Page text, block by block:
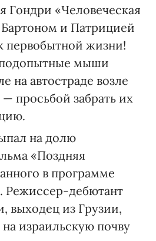
Гондри «Человеческая
и Патрицией
первобытной жизни!
мыши
на автостраде возле
просьбой забрать их
на долю
«Поздняя
в программе
Режиссер-дебютант
выходец из Грузии,
израильскую почву